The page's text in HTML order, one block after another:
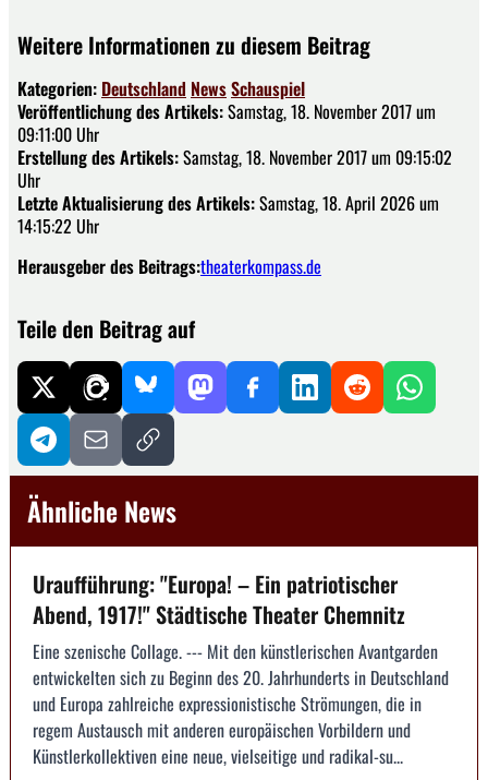
Weitere Informationen zu diesem Beitrag
Kategorien: Deutschland NewsSchauspiel
Veröffentlichung des Artikels:Samstag, 18. November 2017 um
09:11:00 Uhr
Erstellung des Artikels:Samstag, 18. November 2017 um 09:15:02
Uhr
Letzte Aktualisierung des Artikels:Samstag, 18. April 2026 um
14:15:22 Uhr
Herausgeber des Beitrags:theaterkompass.de
Teile den Beitrag auf
Ähnliche News
Uraufführung: "Europa! – Ein patriotischer
Abend, 1917!" Städtische Theater Chemnitz
Eine szenische Collage. --- Mit den künstlerischen Avantgarden
entwickelten sich zu Beginn des 20. Jahrhunderts in Deutschland
und Europa zahlreiche expressionistische Strömungen, die in
regem Austausch mit anderen europäischen Vorbildern und
Künstlerkollektiven eine neue, vielseitige und radikal-su...